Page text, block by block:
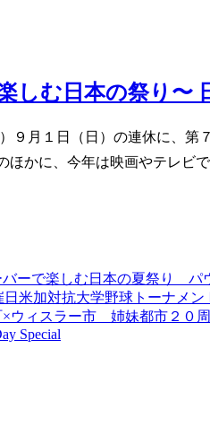
しむ日本の祭り〜
９月１日（日）の連休に、
ほかに、今年は映画やテレビ
バーで楽しむ日本の夏祭り パ
日米加対抗大学野球トーナメ
×ウィスラー市 姉妹都市２０
Special